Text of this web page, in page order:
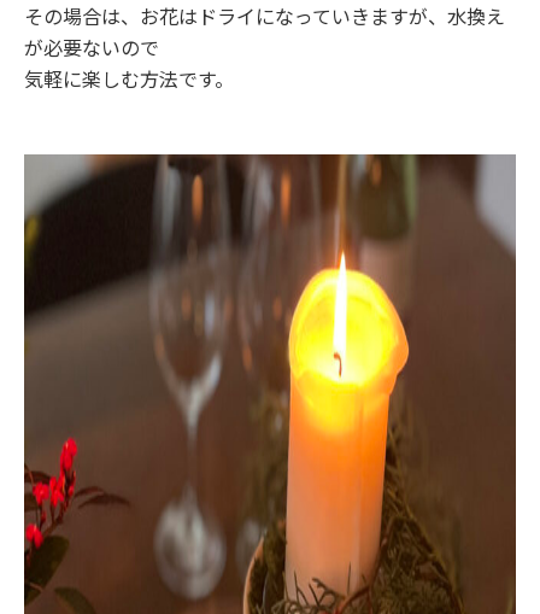
その場合は、お花はドライになっていきますが、水換え
が必要ないので
気軽に楽しむ方法です。